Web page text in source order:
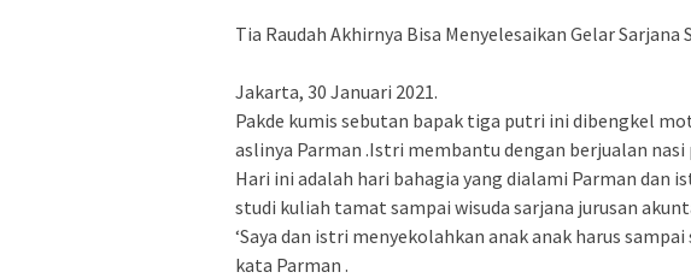
Tia Raudah Akhirnya Bisa Menyelesaikan Gelar Sarjana
Jakarta, 30 Januari 2021.
Pakde kumis sebutan bapak tiga putri ini dibengkel
aslinya Parman .Istri membantu dengan berjualan
Hari ini adalah hari bahagia yang dialami Parman dan
studi kuliah tamat sampai wisuda sarjana jurusan
‘Saya dan istri menyekolahkan anak anak harus
kata Parman .